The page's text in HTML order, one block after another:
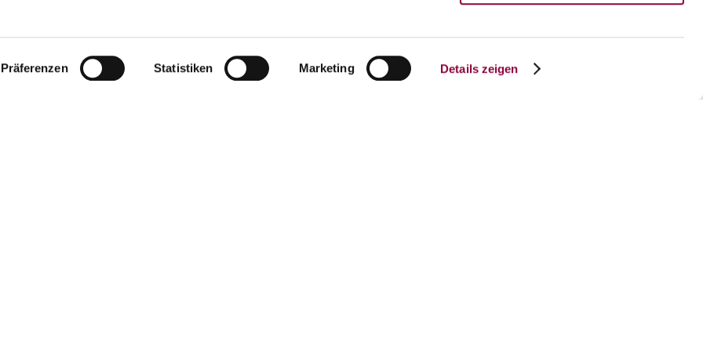
Präferenzen Statistiken Marketing Details zeigen